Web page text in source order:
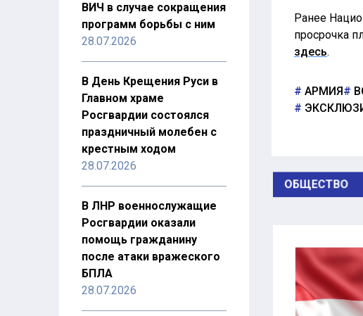
ВИЧ в случае сокращения
программ борьбы с ним
28.07.2026
В День Крещения Руси в
Главном храме
Росгвардии состоялся
праздничный молебен с
крестным ходом
28.07.2026
В ЛНР военнослужащие
Росгвардии оказали
помощь гражданину
после атаки вражеского
БПЛА
28.07.2026
Ранее
просрочка
здесь.
АРМИЯ
ОБЩЕСТВО